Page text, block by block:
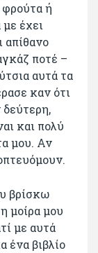
ή
έχει
απίθανο
ποτέ –
αυτά τα
καν ότι
και πολύ
μου. Αν
βρίσκω
μοίρα μου
με αυτά
ένα βιβλίο